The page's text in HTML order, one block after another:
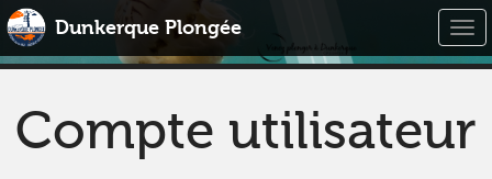
Dunkerque Plongée
Compte utilisateur